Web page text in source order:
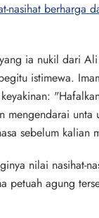
nasihat berharga
ia nukil dari
istimewa.
mengendarai unta
sebelum kalian
nilai nasihat-
petuah agung